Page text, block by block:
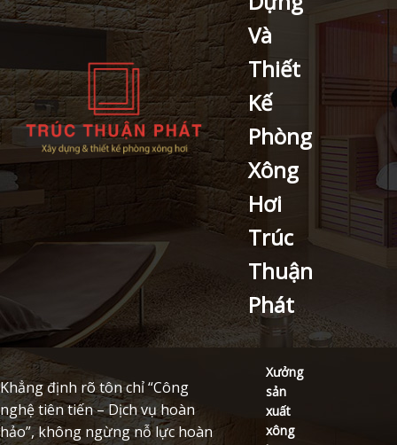
Khẳng định rõ tôn chỉ “Công
nghệ tiên tiến – Dịch vụ hoàn
hảo”, không ngừng nỗ lực hoàn
Và
Thiết
Kế
Phòng
Xông
Hơi
Trúc
Thuận
Phát
Xưởng
sản
xuất
xông